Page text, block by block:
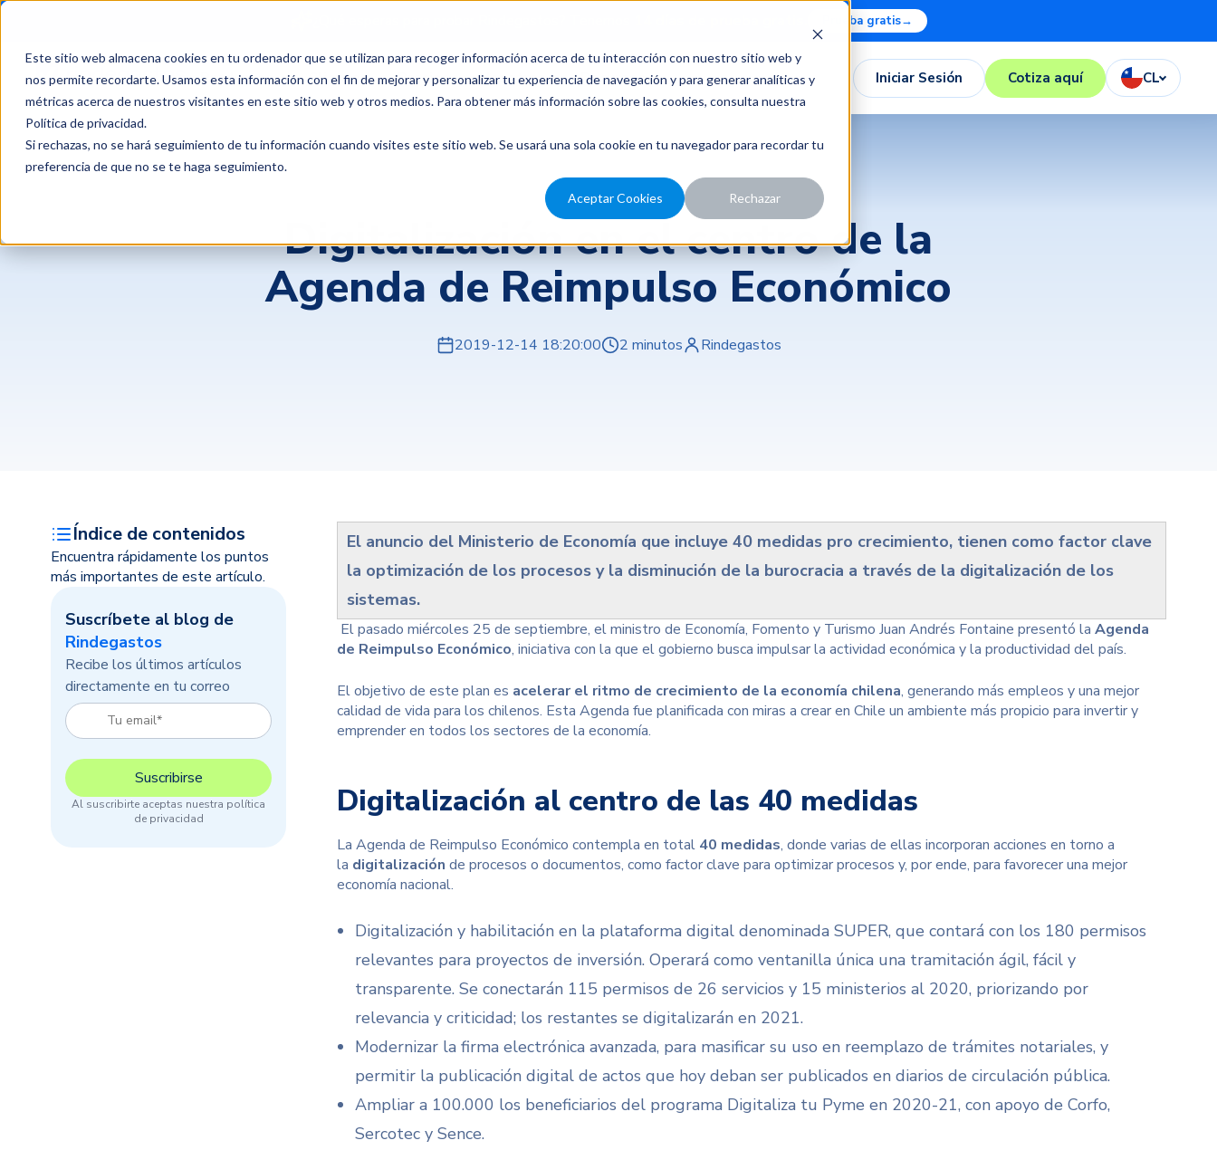
Este sitio web almacena cookies en tu ordenador que se utilizan para recoger información acerca de tu interacción con nuestro sitio web y
nos permite recordarte. Usamos esta información con el fin de mejorar y personalizar tu experiencia de navegación y para generar analíticas y
métricas acerca de nuestros visitantes en este sitio web y otros medios. Para obtener más información sobre las cookies, consulta nuestra
Política de privacidad.
Si rechazas, no se hará seguimiento de tu información cuando visites este sitio web. Se usará una sola cookie en tu navegador para recordar tu
preferencia de que no se te haga seguimiento.
Aceptar Cookies Rechazar
Prueba gratis→
Productos Clientes Precios Nosotros Recursos Iniciar Sesión Cotiza aquí CL
Digitalización en el centro de la
Agenda de Reimpulso Económico
2019-12-14 18:20:00 2 minutos Rindegastos
Índice de contenidos
Encuentra rápidamente los puntos
más importantes de este artículo.
Suscríbete al blog de
Rindegastos
Recibe los últimos artículos
directamente en tu correo
Al suscribirte aceptas nuestra política
de privacidad
El anuncio del Ministerio de Economía que incluye 40 medidas pro crecimiento, tienen como factor clave
la optimización de los procesos y la disminución de la burocracia a través de la digitalización de los
sistemas.
El pasado miércoles 25 de septiembre, el ministro de Economía, Fomento y Turismo Juan Andrés Fontaine presentó la Agenda
de Reimpulso Económico, iniciativa con la que el gobierno busca impulsar la actividad económica y la productividad del país.
El objetivo de este plan es acelerar el ritmo de crecimiento de la economía chilena, generando más empleos y una mejor
calidad de vida para los chilenos. Esta Agenda fue planificada con miras a crear en Chile un ambiente más propicio para invertir y
emprender en todos los sectores de la economía.
Digitalización al centro de las 40 medidas
La Agenda de Reimpulso Económico contempla en total 40 medidas, donde varias de ellas incorporan acciones en torno a
la digitalización de procesos o documentos, como factor clave para optimizar procesos y, por ende, para favorecer una mejor
economía nacional.
Digitalización y habilitación en la plataforma digital denominada SUPER, que contará con los 180 permisos
relevantes para proyectos de inversión. Operará como ventanilla única una tramitación ágil, fácil y
transparente. Se conectarán 115 permisos de 26 servicios y 15 ministerios al 2020, priorizando por
relevancia y criticidad; los restantes se digitalizarán en 2021.
Modernizar la firma electrónica avanzada, para masificar su uso en reemplazo de trámites notariales, y
permitir la publicación digital de actos que hoy deban ser publicados en diarios de circulación pública.
Ampliar a 100.000 los beneficiarios del programa Digitaliza tu Pyme en 2020-21, con apoyo de Corfo,
Sercotec y Sence.